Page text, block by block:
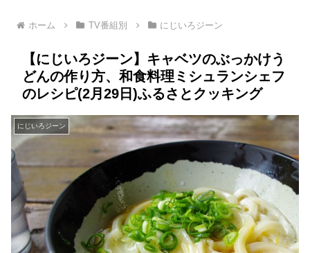
ホーム TV番組別 にじいろジーン
【にじいろジーン】キャベツのぶっかけう
どんの作り方、和食料理ミシュランシェフ
のレシピ(2月29日)ふるさとクッキング
にじいろジーン